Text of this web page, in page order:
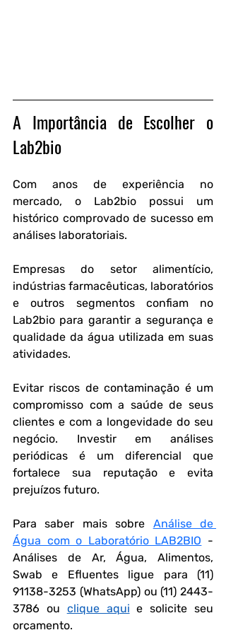
A Importância de Escolher o
Lab2bio
Com anos de experiência no
mercado, o Lab2bio possui um
histórico comprovado de sucesso em
análises laboratoriais.
Empresas do setor alimentício,
indústrias farmacêuticas, laboratórios
e outros segmentos confiam no
Lab2bio para garantir a segurança e
qualidade da água utilizada em suas
atividades.
Evitar riscos de contaminação é um
compromisso com a saúde de seus
clientes e com a longevidade do seu
negócio. Investir em análises
periódicas é um diferencial que
fortalece sua reputação e evita
prejuízos futuro.
Para saber mais sobre Análise de
Água com o Laboratório LAB2BIO -
Análises de Ar, Água, Alimentos,
Swab e Efluentes ligue para (11)
91138-3253 (WhatsApp) ou (11) 2443-
3786 ou clique aqui e solicite seu
orçamento.